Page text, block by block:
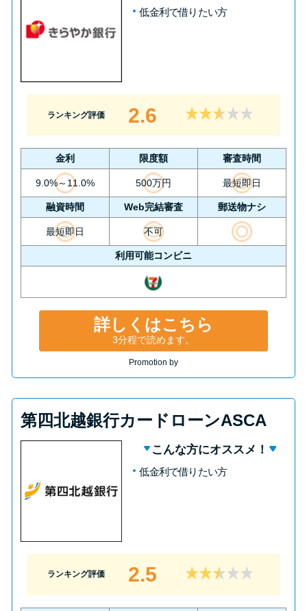
低金利で借りたい方
ランキング評価 2.6
金利 限度額 審査時間
9.0%～11.0% 500万円 最短即日
融資時間 Web完結審査 郵送物ナシ
最短即日 不可
利用可能コンビニ
詳しくはこちら
3分程で読めます。
Promotion by
第四北越銀行カードローンASCA
こんな方にオススメ！
低金利で借りたい方
ランキング評価 2.5